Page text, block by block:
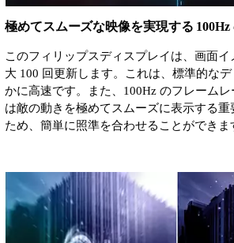
極めてスムーズな映像を実現する 100Hz
このフィリップスディスプレイは、画面
大 100 回更新します。これは、標準的な
かに高速です。また、100Hz のフレーム
は敵の動きを極めてスムーズに表示する重
ため、簡単に照準を合わせることができま